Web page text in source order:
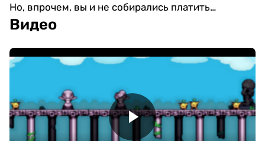
Но, впрочем, вы и не собирались платить…
Видео